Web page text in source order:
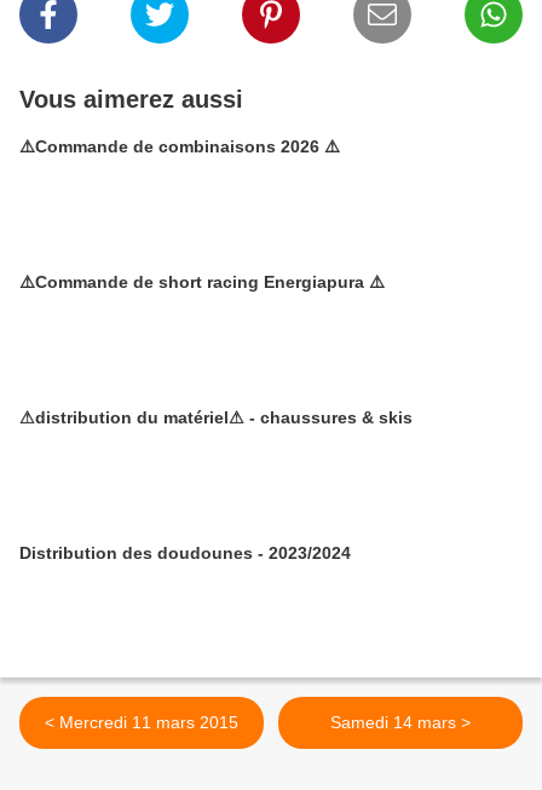
Vous aimerez aussi
⚠️Commande de combinaisons 2026 ⚠️
⚠️Commande de short racing Energiapura ⚠️
⚠distribution du matériel⚠ - chaussures & skis
Distribution des doudounes - 2023/2024
< Mercredi 11 mars 2015 Samedi 14 mars >